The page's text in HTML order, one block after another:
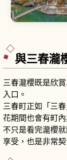
與三春瀧
三春瀧櫻既是欣
入口。
三春町正如「三
花期間也會有町
不只是看完瀧櫻
享受，也是非常契